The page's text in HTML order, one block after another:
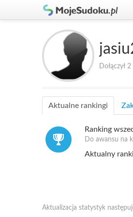
Dołączył
Aktualne rankingi
Ranking
Do awansu na
Aktualny
Aktualizacja statystyk